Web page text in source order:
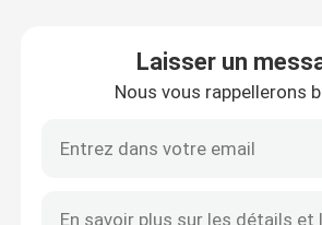
Demande de soumission
Pièces de rechange de grue
Crane Electrical Parts
Laisser un
Nous vous rappellerons